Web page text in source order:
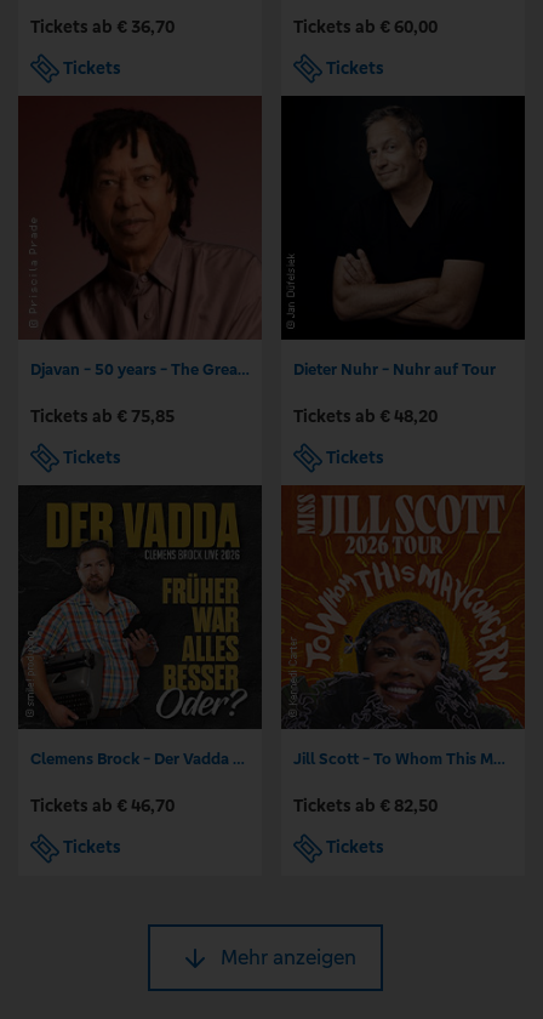
Tickets ab € 36,70
Tickets
Tickets ab € 60,00
Tickets
Djavan - 50 years - The Greatest Hits
Tickets ab € 75,85
Tickets
Dieter Nuhr - Nuhr auf Tour
Tickets ab € 48,20
Tickets
Clemens Brock - Der Vadda - Früher war alles besser, oder?
Tickets ab € 46,70
Tickets
Jill Scott - To Whom This May Concern 2026 Tour
Tickets ab € 82,50
Tickets
Mehr anzeigen